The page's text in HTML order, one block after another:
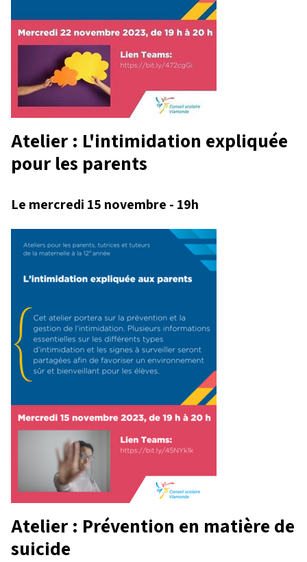
Atelier : L'intimidation expliquée
pour les parents
Le mercredi 15 novembre - 19h
Atelier : Prévention en matière de
suicide